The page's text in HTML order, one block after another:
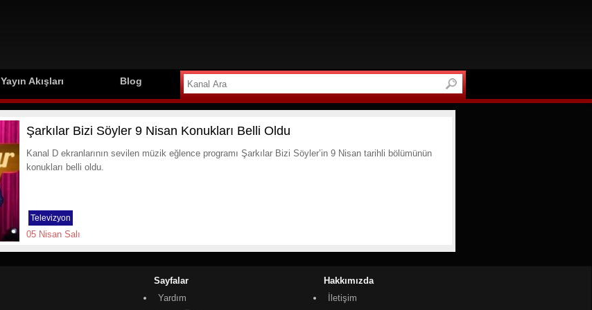
Yayın Akışları Blog
Şarkılar Bizi Söyler 9 Nisan Konukları Belli Oldu
Kanal D ekranlarının sevilen müzik eğlence programı Şarkılar Bizi Söyler’in 9 Nisan tarihli bölümünün
konukları belli oldu.
Televizyon
05 Nisan Salı
Sayfalar
Yardım
Hakkımızda
İletişim